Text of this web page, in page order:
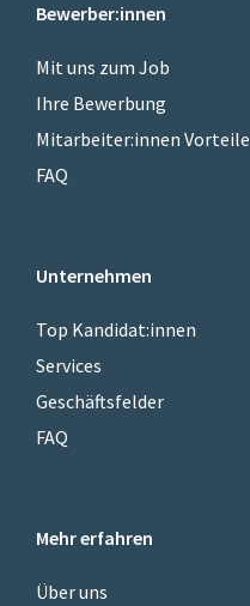
Bewerber:innen
Mit uns zum Job
Ihre Bewerbung
Mitarbeiter:innen Vorteile
FAQ
Unternehmen
Top Kandidat:innen
Services
Geschäftsfelder
FAQ
Mehr erfahren
Über uns